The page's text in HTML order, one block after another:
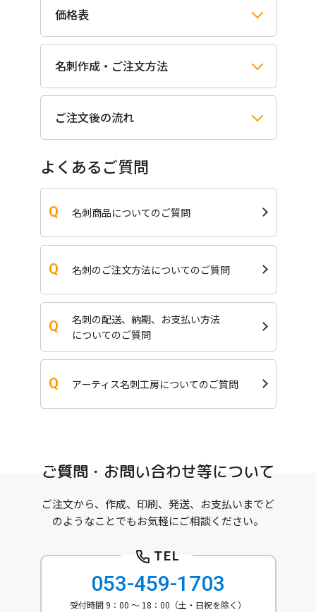
価格表
名刺作成・ご注文方法
ご注文後の流れ
よくあるご質問
名刺商品についてのご質問
名刺のご注文方法についてのご質問
名刺の配送、納期、お支払い方法
についてのご質問
アーティス名刺工房についてのご質問
ご質問・お問い合わせ等について
ご注文から、作成、印刷、発送、お支払いまでど
のようなことでもお気軽にご相談ください。
053-459-1703
受付時間 9：00 ～ 18：00（土・日祝を除く）